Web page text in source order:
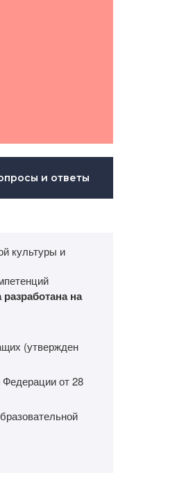
и ответы
культуры и
на
(утвержден
от 28